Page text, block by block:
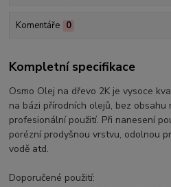
Komentáře 0
Kompletní specifikace
Osmo Olej na dřevo 2K je vysoce
na bázi přírodních olejů, bez obsahu
profesionální použití. Při nanesení
porézní prodyšnou vrstvu, odolnou
vodě atd.
Doporučené použití: